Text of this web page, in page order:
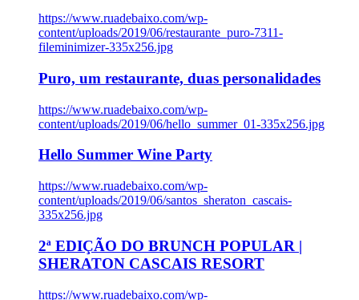
https://www.ruadebaixo.com/wp-
content/uploads/2019/06/restaurante_puro-7311-
fileminimizer-335x256.jpg
Puro, um restaurante, duas personalidades
https://www.ruadebaixo.com/wp-
content/uploads/2019/06/hello_summer_01-335x256.jpg
Hello Summer Wine Party
https://www.ruadebaixo.com/wp-
content/uploads/2019/06/santos_sheraton_cascais-
335x256.jpg
2ª EDIÇÃO DO BRUNCH POPULAR |
SHERATON CASCAIS RESORT
https://www.ruadebaixo.com/wp-